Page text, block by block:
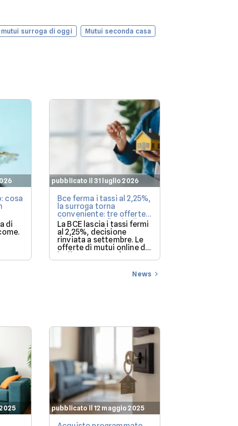
surroga di oggi
Mutui seconda casa
cosa
di
pubblicato il 31 luglio 2026
Bce ferma i tassi al 2,25%,
la surroga torna
conveniente: tre offerte
da valutare a fine luglio
La BCE lascia i tassi fermi
al 2,25%, decisione
rinviata a settembre. Le
offerte di mutui online di
luglio 2026 a confronto su
mutui.it, per un
News
pubblicato il 12 maggio 2025